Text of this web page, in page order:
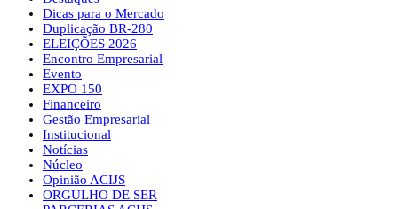
Dicas para o Mercado
Duplicação BR-280
ELEIÇÕES 2026
Encontro Empresarial
Evento
EXPO 150
Financeiro
Gestão Empresarial
Institucional
Notícias
Núcleo
Opinião ACIJS
ORGULHO DE SER